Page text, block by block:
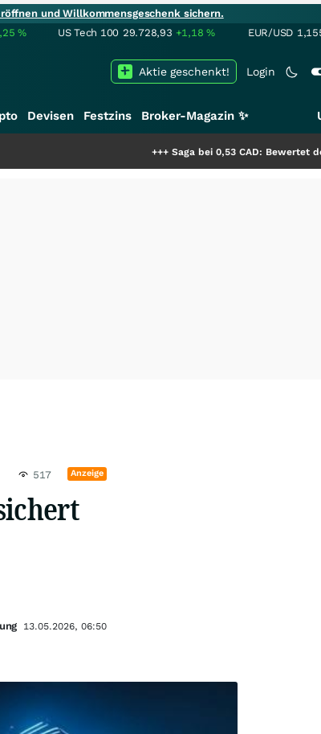
und Willkommensgeschenk sichern.
% US Tech 100 29.728,93 +1,18% EUR/USD
Login
Aktie geschenkt!
Devisen Festzins Broker-Magazin ✨
Saga bei 0,53 CAD: Bewertet der Markt
517 Anzeige
13.05.2026, 06:50